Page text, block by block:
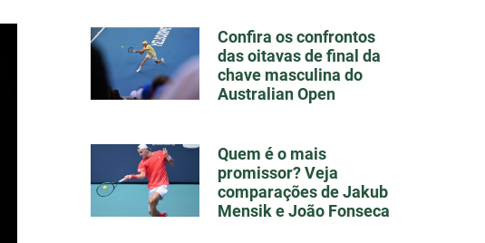
Confira os confrontos
das oitavas de final da
chave masculina do
Australian Open
Quem é o mais
promissor? Veja
comparações de Jakub
Mensik e João Fonseca